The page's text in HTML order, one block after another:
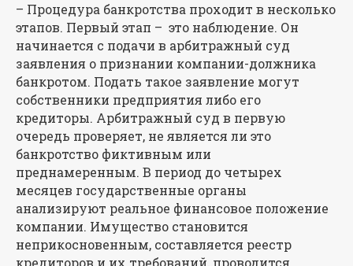
– Процедура банкротства проходит в несколько
этапов. Первый этап – ​ это наблюдение. Он
начинается с подачи в арбитражный суд
заявления о признании компании-должника
банкротом. Подать такое заявление могут
собственники предприятия либо его
кредиторы. Арбитражный суд в первую
очередь проверяет, не является ли это
банкротство фиктивным или
преднамеренным. В период до четырех
месяцев государственные органы
анализируют реальное финансовое положение
компании. Имущество становится
неприкосновенным, составляется реестр
кредиторов и их требований, проводится